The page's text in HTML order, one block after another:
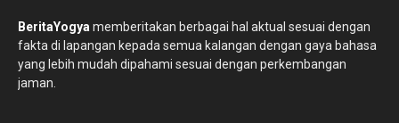
BeritaYogyamemberitakan berbagai hal aktual sesuai dengan
fakta di lapangan kepada semua kalangan dengan gaya bahasa
yang lebih mudah dipahami sesuai dengan perkembangan
jaman.